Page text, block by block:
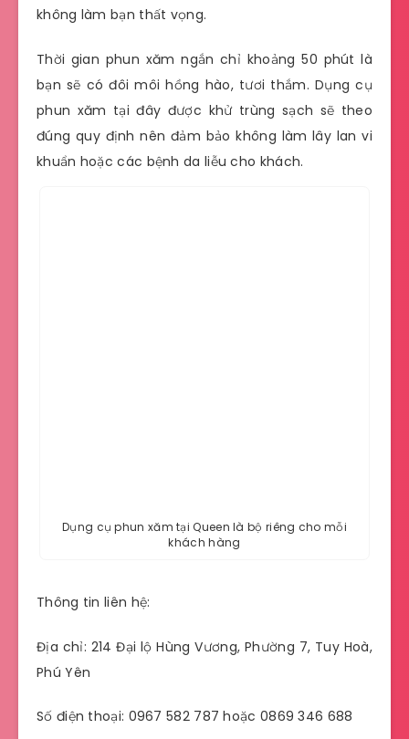
không làm bạn thất vọng.
Thời gian phun xăm ngắn chỉ khoảng 50 phút là
bạn sẽ có đôi môi hồng hào, tươi thắm. Dụng cụ
phun xăm tại đây được khử trùng sạch sẽ theo
đúng quy định nên đảm bảo không làm lây lan vi
khuẩn hoặc các bệnh da liễu cho khách.
Dụng cụ phun xăm tại Queen là bộ riêng cho mỗi
khách hàng
Thông tin liên hệ:
Địa chỉ: 214 Đại lộ Hùng Vương, Phường 7, Tuy Hoà,
Phú Yên
Số điện thoại: 0967 582 787 hoặc 0869 346 688